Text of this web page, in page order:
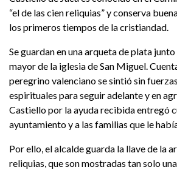
“el de las cien reliquias” y conserva
los primeros tiempos de la cristiandad.
Se guardan en una arqueta de plata
mayor de la iglesia de San Miguel.
peregrino valenciano se sintió sin
espirituales para seguir adelante y en
Castiello por la ayuda recibida entregó
ayuntamiento y a las familias que le
Por ello, el alcalde guarda la llave de la
reliquias, que son mostradas tan solo